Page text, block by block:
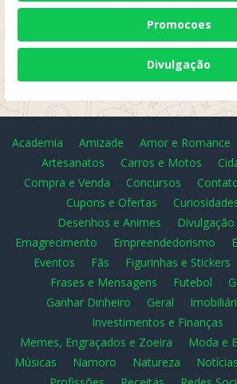
Promocoes
Divulgação
Academia Amizade Amor e Romance
Artesanatos
Carros e Motos
Compra e Venda
Concursos
Cupons e Ofertas
Desenhos e Animes
Divulgação
Emagrecimento
Empreendedorismo
Eventos
Fãs Figurinhas e Stickers
Frases e Mensagens
Futebol
Ganhar Dinheiro
Geral
Investimentos e Finanças
Memes, Engraçados e Zoeira
Moda e
Músicas
Namoro Natureza Notícias